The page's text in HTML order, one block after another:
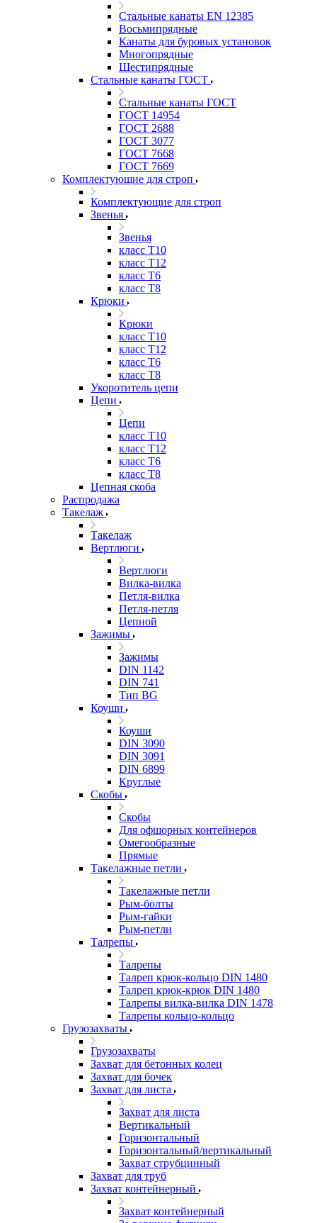
Стальные канаты EN 12385
Восьмипрядные
Канаты для буровых установок
Многопрядные
Шестипрядные
Стальные канаты ГОСТ
Стальные канаты ГОСТ
ГОСТ 14954
ГОСТ 2688
ГОСТ 3077
ГОСТ 7668
ГОСТ 7669
Комплектующие для строп
Комплектующие для строп
Звенья
Звенья
класс Т10
класс Т12
класс Т6
класс Т8
Крюки
Крюки
класс Т10
класс Т12
класс Т6
класс Т8
Укоротитель цепи
Цепи
Цепи
класс Т10
класс Т12
класс Т6
класс Т8
Цепная скоба
Распродажа
Такелаж
Такелаж
Вертлюги
Вертлюги
Вилка-вилка
Петля-вилка
Петля-петля
Цепной
Зажимы
Зажимы
DIN 1142
DIN 741
Тип BG
Коуши
Коуши
DIN 3090
DIN 3091
DIN 6899
Круглые
Скобы
Скобы
Для офшорных контейнеров
Омегообразные
Прямые
Такелажные петли
Такелажные петли
Рым-болты
Рым-гайки
Рым-петли
Талрепы
Талрепы
Талреп крюк-кольцо DIN 1480
Талреп крюк-крюк DIN 1480
Талрепы вилка-вилка DIN 1478
Талрепы кольцо-кольцо
Грузозахваты
Грузозахваты
Захват для бетонных колец
Захват для бочек
Захват для листа
Захват для листа
Вертикальный
Горизонтальный
Горизонтальный/вертикальный
Захват струбцинный
Захват для труб
Захват контейнерный
Захват контейнерный